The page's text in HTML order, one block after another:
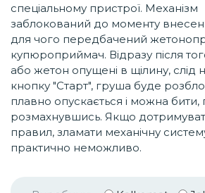
спеціальному пристрої. Механізм
заблокований до моменту
для чого передбачений
купюроприймач. Відразу після
або жетон опущені в щілину, слід
кнопку "Старт", груша буде
плавно опускається і можна
розмахнувшись. Якщо
правил, зламати механічну
практично неможливо.